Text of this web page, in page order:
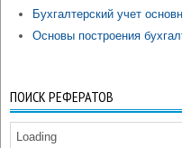
Бухгалтерский учет
Основы построения
ПОИСК РЕФЕРАТОВ
Loading